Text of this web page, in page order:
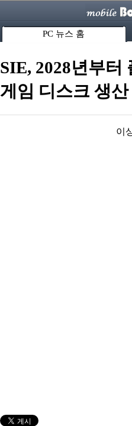
PC 뉴스 홈
SIE, 2028년부터
게임 디스크 생
이